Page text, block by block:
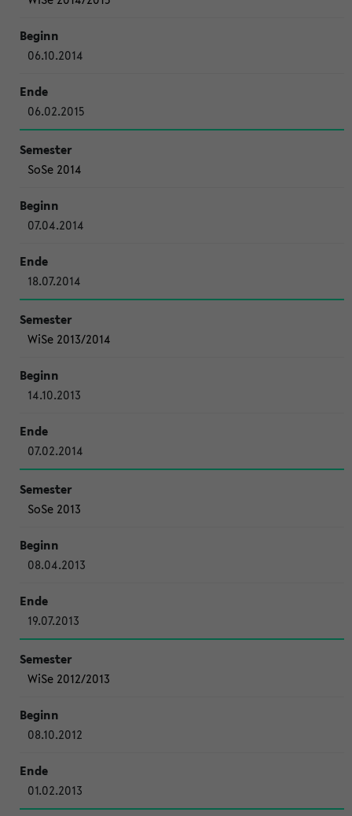
06.10.2014
06.02.2015
SoSe 2014
07.04.2014
18.07.2014
WiSe 2013/2014
14.10.2013
07.02.2014
SoSe 2013
08.04.2013
19.07.2013
WiSe 2012/2013
08.10.2012
01.02.2013